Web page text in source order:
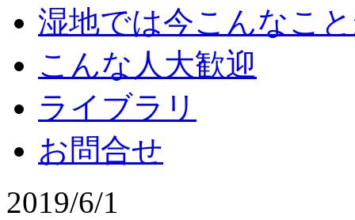
湿地では今こんなこ
こんな人大歓迎
ライブラリ
お問合せ
2019/6/1